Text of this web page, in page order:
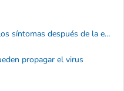
Cuánto tiempo tardan en aparecer los síntomas después de la exposición e infección
propagar el virus